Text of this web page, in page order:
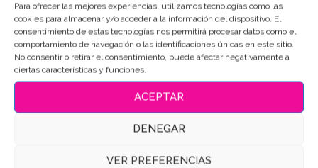
Para ofrecer las mejores experiencias, utilizamos tecnologías como las
cookies para almacenar y/o acceder a la información del dispositivo. El
consentimiento de estas tecnologías nos permitirá procesar datos como el
comportamiento de navegación o las identificaciones únicas en este sitio.
No consentir o retirar el consentimiento, puede afectar negativamente a
ciertas características y funciones.
ACEPTAR
DENEGAR
VER PREFERENCIAS
5788
Categoría: Cumpleaños
Etiquetas:Galletas de mantequilla,Galletas Decoradas,